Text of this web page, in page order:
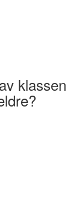
klassen